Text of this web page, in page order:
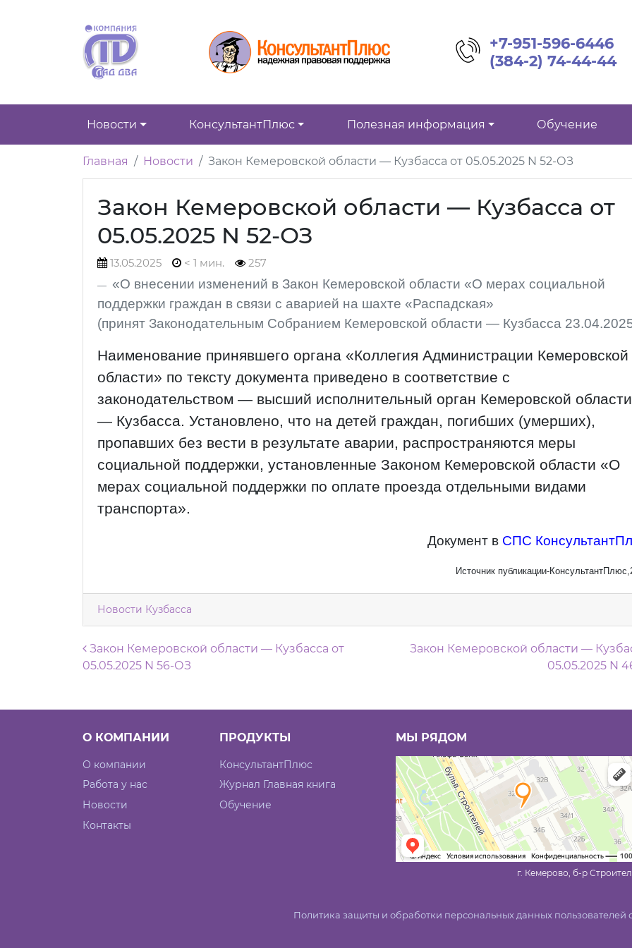
+7-951-596-6446
(384-2) 74-44-44
Новости КонсультантПлюс Полезная информация Обучение
Главная Новости Закон Кемеровской области — Кузбасса от 05.05.2025 N 52-ОЗ
Закон Кемеровской области — Кузбасса от
05.05.2025 N 52-ОЗ
13.05.2025 < 1 мин. 257
«О внесении изменений в Закон Кемеровской области «О мерах социальной
поддержки граждан в связи с аварией на шахте «Распадская»
(принят Законодательным Собранием Кемеровской области — Кузбасса
Наименование принявшего органа «Коллегия Администрации Кемеровской
области» по тексту документа приведено в соответствие с
законодательством — высший исполнительный орган Кемеровской области
— Кузбасса. Установлено, что на детей граждан, погибших (умерших),
пропавших без вести в результате аварии, распространяются меры
социальной поддержки, установленные Законом Кемеровской области «О
мерах социальной поддержки по оплате проезда отдельными видами
транспорта».
Документ в СПС
Источник публикации-
Новости Кузбасса
Навигация по записям
Закон Кемеровской области — Кузбасса от
05.05.2025 N 56-ОЗ
Закон Кемеровской области —
05.05.2025 N
О КОМПАНИИ
О компании
Работа у нас
Новости
Контакты
ПРОДУКТЫ
КонсультантПлюс
Журнал Главная книга
Обучение
МЫ РЯДОМ
г. Кемерово, б-р
Политика защиты и обработки персональных данных пользователей